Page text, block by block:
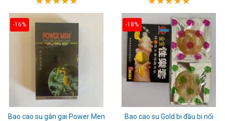
-16%
Bao cao su gân gai Power Men
-18%
Bao cao su Gold bi đầu bi nổi